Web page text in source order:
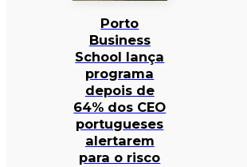
Porto
Business
School lança
programa
depois de
64% dos CEO
portugueses
alertarem
para o risco